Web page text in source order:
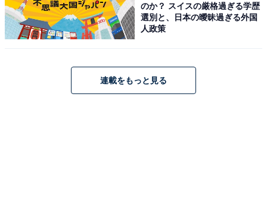
日焼け サンリオキャラクターズ夏盛り3点セット
のか？ スイスの厳格過ぎる学歴
選別と、日本の曖昧過ぎる外国
人政策
連載をもっと見る